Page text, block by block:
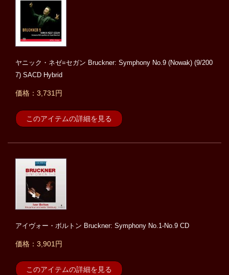
ヤニック・ネゼ=セガン Bruckner: Symphony No.9 (Nowak) (9/200
7) SACD Hybrid
価格：3,731円
このアイテムの詳細を見る
アイヴォー・ボルトン Bruckner: Symphony No.1-No.9 CD
価格：3,901円
このアイテムの詳細を見る